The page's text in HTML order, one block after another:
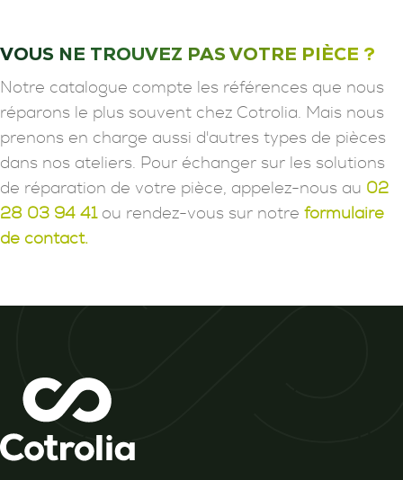
VOUS NE TROUVEZ PAS VOTRE PIÈCE ?
Notre catalogue compte les références que nous
réparons le plus souvent chez Cotrolia. Mais nous
prenons en charge aussi d'autres types de pièces
dans nos ateliers. Pour échanger sur les solutions
de réparation de votre pièce, appelez-nous au 02
28 03 94 41ou rendez-vous sur notre formulaire
de contact.